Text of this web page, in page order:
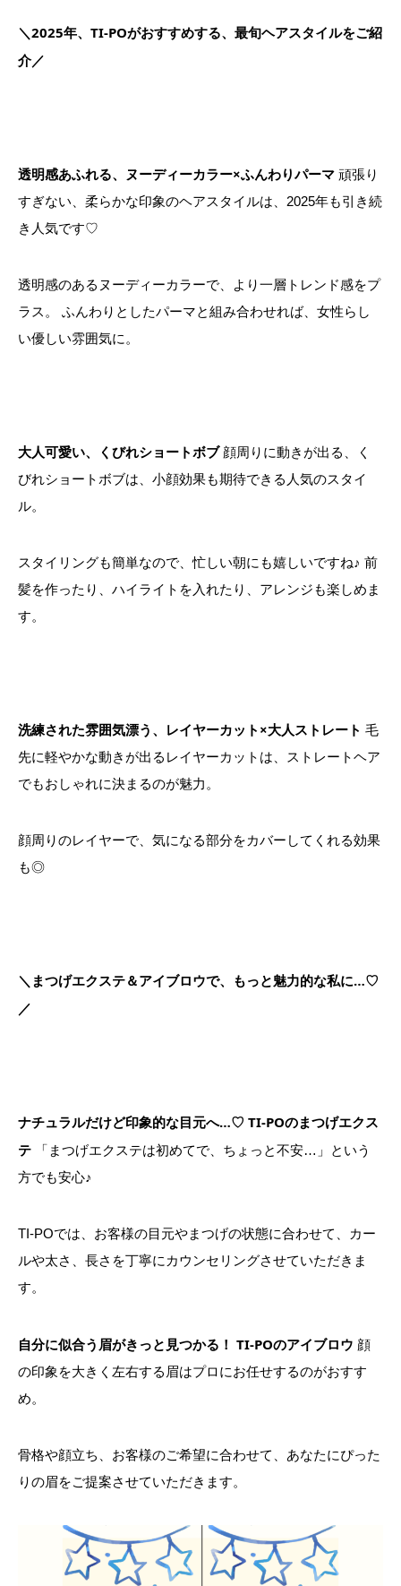
＼2025年、TI-POがおすすめする、最旬ヘアスタイルをご紹
介／
透明感あふれる、ヌーディーカラー×ふんわりパーマ 頑張り
すぎない、柔らかな印象のヘアスタイルは、2025年も引き続
き人気です♡
透明感のあるヌーディーカラーで、より一層トレンド感をプ
ラス。 ふんわりとしたパーマと組み合わせれば、女性らし
い優しい雰囲気に。
大人可愛い、くびれショートボブ顔周りに動きが出る、く
びれショートボブは、小顔効果も期待できる人気のスタイ
ル。
スタイリングも簡単なので、忙しい朝にも嬉しいですね♪ 前
髪を作ったり、ハイライトを入れたり、アレンジも楽しめま
す。
洗練された雰囲気漂う、レイヤーカット×大人ストレート 毛
先に軽やかな動きが出るレイヤーカットは、ストレートヘア
でもおしゃれに決まるのが魅力。
顔周りのレイヤーで、気になる部分をカバーしてくれる効果
も◎
＼まつげエクステ＆アイブロウで、もっと魅力的な私に…♡
／
ナチュラルだけど印象的な目元へ…♡ TI-POのまつげエクス
テ 「まつげエクステは初めてで、ちょっと不安…」という
方でも安心♪
TI-POでは、お客様の目元やまつげの状態に合わせて、カー
ルや太さ、長さを丁寧にカウンセリングさせていただきま
す。
自分に似合う眉がきっと見つかる！ TI-POのアイブロウ 顔
の印象を大きく左右する眉はプロにお任せするのがおすす
め。
骨格や顔立ち、お客様のご希望に合わせて、あなたにぴった
りの眉をご提案させていただきます。